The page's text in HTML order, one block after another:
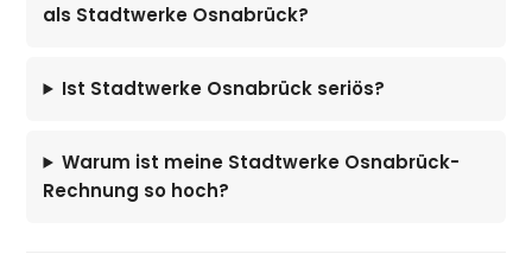
als Stadtwerke Osnabrück?
Ist Stadtwerke Osnabrück seriös?
Warum ist meine Stadtwerke Osnabrück-
Rechnung so hoch?